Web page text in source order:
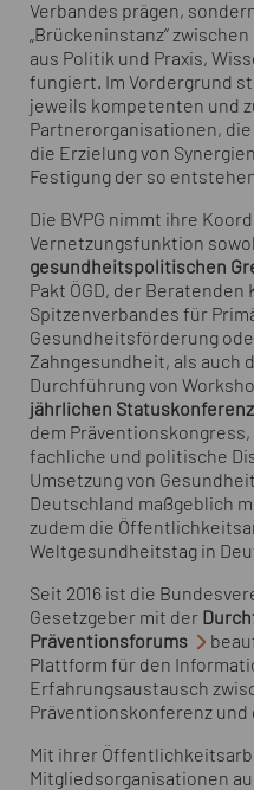
Verbandes prägen,
„Brückeninstanz“
aus Politik und Praxis,
fungiert. Im Vordergrund
jeweils kompetenten und
Partnerorganisationen,
die Erzielung von
Festigung der so
Die BVPG nimmt ihre
Vernetzungsfunktion
gesundheitspolitischen
Pakt ÖGD, der Beratenden
Spitzenverbandes für
Gesundheitsförderung
Zahngesundheit, als auch
Durchführung von
jährlichen Statuskonferenz
dem
fachliche und politische
Umsetzung von
Deutschland maßgeblich
zudem die
Weltgesundheitstag in
Seit 2016 ist die
Gesetzgeber mit der
Präventionsforums
Plattform für den
Erfahrungsaustausch
Präventionskonferenz
Mit ihrer
Mitgliedsorganisationen